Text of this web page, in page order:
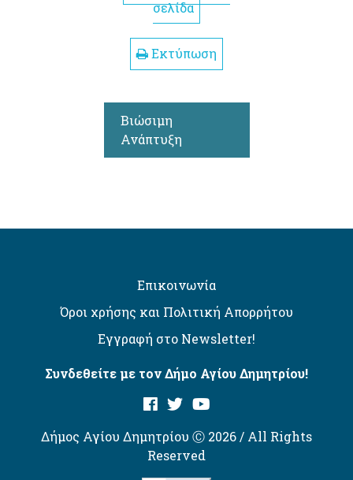
σελίδα
Εκτύπωση
Βιώσιμη
Ανάπτυξη
Επικοινωνία
Όροι χρήσης και Πολιτική Απορρήτου
Εγγραφή στο Newsletter!
Συνδεθείτε με τον Δήμο Αγίου Δημητρίου!
Δήμος Αγίου Δημητρίου Ⓒ 2026 / All Rights
Reserved